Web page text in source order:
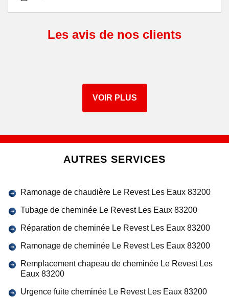
Les avis de nos clients
VOIR PLUS
AUTRES SERVICES
Ramonage de chaudière Le Revest Les Eaux 83200
Tubage de cheminée Le Revest Les Eaux 83200
Réparation de cheminée Le Revest Les Eaux 83200
Ramonage de cheminée Le Revest Les Eaux 83200
Remplacement chapeau de cheminée Le Revest Les
Eaux 83200
Urgence fuite cheminée Le Revest Les Eaux 83200